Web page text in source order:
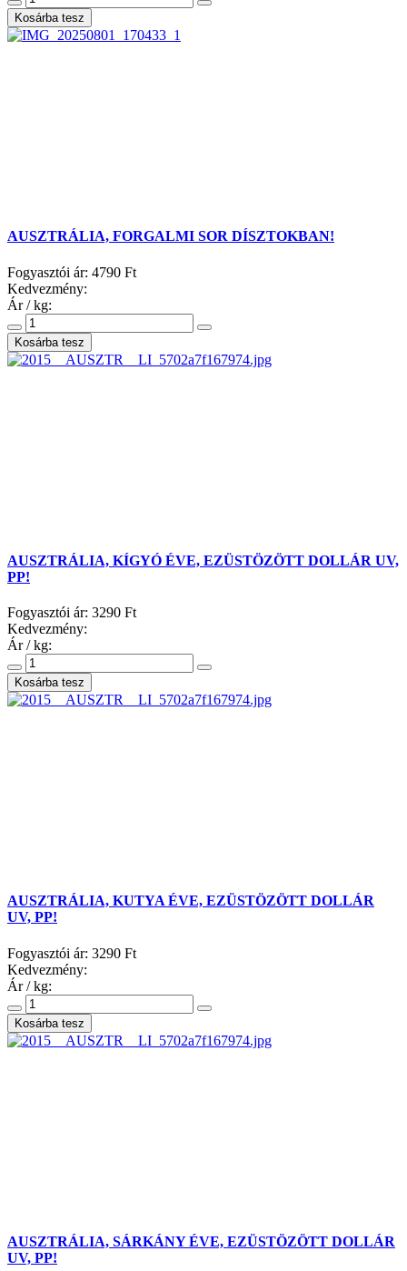
AUSZTRÁLIA, FORGALMI SOR DÍSZTOKBAN!
Fogyasztói ár: 4790 Ft
Kedvezmény:
Ár / kg:
AUSZTRÁLIA, KÍGYÓ ÉVE, EZÜSTÖZÖTT DOLLÁR UV,
PP!
Fogyasztói ár: 3290 Ft
Kedvezmény:
Ár / kg:
AUSZTRÁLIA, KUTYA ÉVE, EZÜSTÖZÖTT DOLLÁR
UV, PP!
Fogyasztói ár: 3290 Ft
Kedvezmény:
Ár / kg:
AUSZTRÁLIA, SÁRKÁNY ÉVE, EZÜSTÖZÖTT DOLLÁR
UV, PP!